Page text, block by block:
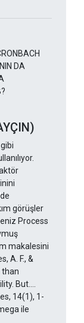
DA
görüşler
Process
makalesini
A. F., &
than
But….
14(1), 1-
ile